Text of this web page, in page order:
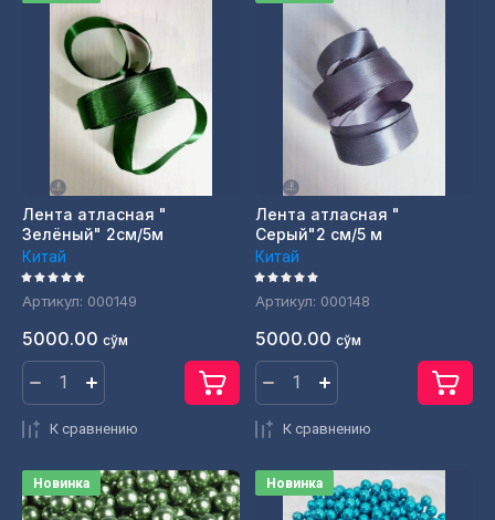
Лента атласная "
Зелёный" 2см/5м
Китай
Артикул: 000149
5000.00 сўм
К сравнению
Лента атласная "
Серый"2 см/5 м
Китай
Артикул: 000148
5000.00 сўм
К сравнению
Новинка Новинка